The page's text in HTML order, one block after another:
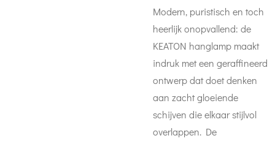
Modern, puristisch en toch
heerlijk onopvallend: de
KEATON hanglamp maakt
indruk met een geraffineerd
ontwerp dat doet denken
aan zacht gloeiende
schijven die elkaar stijlvol
overlappen. De